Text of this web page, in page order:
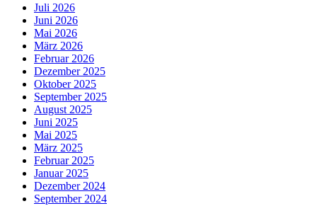
Juli 2026
Juni 2026
Mai 2026
März 2026
Februar 2026
Dezember 2025
Oktober 2025
September 2025
August 2025
Juni 2025
Mai 2025
März 2025
Februar 2025
Januar 2025
Dezember 2024
September 2024